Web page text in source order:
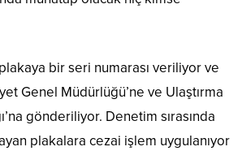
bir seri numarası veriliyor ve
Genel Müdürlüğü’ne ve Ulaştırma
gönderiliyor. Denetim sırasında
plakalara cezai işlem uygulanıyor